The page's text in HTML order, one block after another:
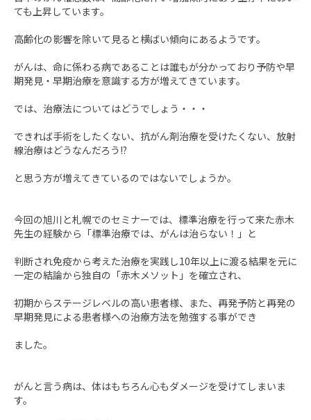
ても上昇しています。
高齢化の影響を除いて見ると横ばい傾向にあるようです。
がんは、命に係わる病であることは誰もが分かっており予防や早
期発見・早期治療を意識する方が増えてきています。
では、治療法についてはどうでしょう・・・
できれば手術をしたくない、抗がん剤治療を受けたくない、放射
線治療はどうなんだろう!?
と思う方が増えてきているのではないでしょうか。
今回の旭川と札幌でのセミナーでは、標準治療を行って来た赤木
先生の経験から「標準治療では、がんは治らない！」と
判断され免疫から考えた治療を実践し10年以上に渡る結果を元に
一定の結論から独自の「赤木メソット」を確立され、
初期からステージレベルの高い患者様、また、再発予防と再発の
早期発見による患者様への治療方法を勉強する事ができ
ました。
がんと言う病は、体はもちろん心もダメージを受けてしまいま
す。